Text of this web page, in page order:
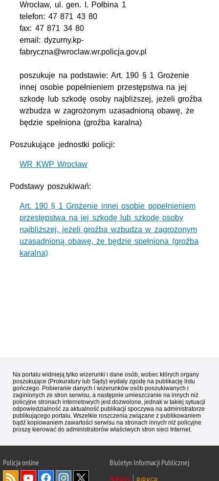
Wrocław, ul. gen. I. Połbina 1
telefon: 47 871 43 80
fax: 47 871 34 80
email: dyzurny.kp-
fabryczna@wroclaw.wr.policja.gov.pl
poszukuje na podstawie: Art. 190 § 1 Grożenie
innej osobie popełnieniem przestępstwa na jej
szkodę lub szkodę osoby najbliższej, jeżeli groźba
wzbudza w zagrożonym uzasadnioną obawę, że
będzie spełniona (groźba karalna)
Poszukujące jednostki policji:
WR KWP Wrocław
Podstawy poszukiwań:
Art. 190 § 1 Grożenie innej osobie popełnieniem
przestępstwa na jej szkodę lub szkodę osoby
najbliższej, jeżeli groźba wzbudza w zagrożonym
uzasadnioną obawę, że będzie spełniona (groźba
karalna)
Na portalu widnieją tylko wizerunki i dane osób, wobec których organy
poszukujące (Prokuratury lub Sądy) wydały zgodę na publikację listu
gończego. Pobieranie danych i wizerunków osób poszukiwanych i
zaginionych ze stron serwisu, a następnie umieszczanie na innych niż
policyjne stronach internetowych jest dozwolone, jednak w takiej sytuacji
odpowiedzialność za aktualność publikacji spoczywa na administratorze
publikującego portalu. Wszelkie roszczenia związane z publikowaniem
bądź kopiowaniem zawartości serwisu na stronach innych niż policyjne
proszę kierować do administratorów właściwych stron sieci Internet.
Policjaonline
Biuletyn Informacji Publicznej